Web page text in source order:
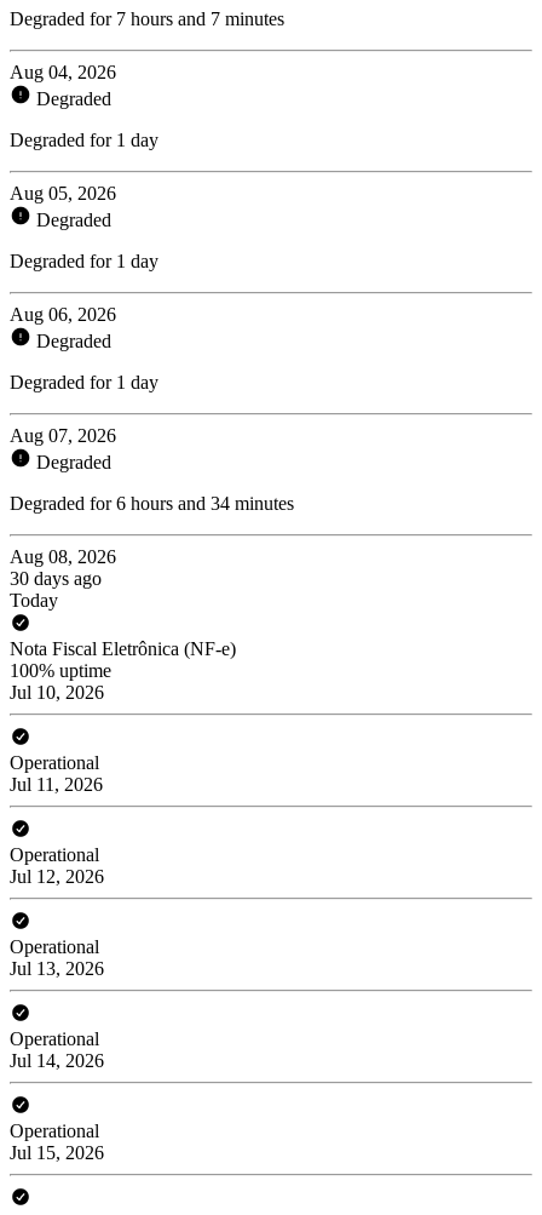
Degraded for 7 hours and 7 minutes
Aug 04, 2026
Degraded
Degraded for 1 day
Aug 05, 2026
Degraded
Degraded for 1 day
Aug 06, 2026
Degraded
Degraded for 1 day
Aug 07, 2026
Degraded
Degraded for 6 hours and 34 minutes
Aug 08, 2026
30 days ago
Today
Nota Fiscal Eletrônica (NF-e)
100% uptime
Jul 10, 2026
Operational
Jul 11, 2026
Operational
Jul 12, 2026
Operational
Jul 13, 2026
Operational
Jul 14, 2026
Operational
Jul 15, 2026